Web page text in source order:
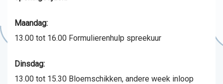
Maandag:
13.00 tot 16.00 Formulierenhulp spreekuur
Dinsdag:
13.00 tot 15.30 Bloemschikken, andere week inloop